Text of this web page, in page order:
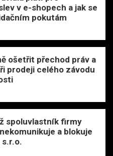
v e-shopech a jak se
pokutám
ošetřit přechod práv a
prodeji celého závodu
spoluvlastník firmy
a blokuje